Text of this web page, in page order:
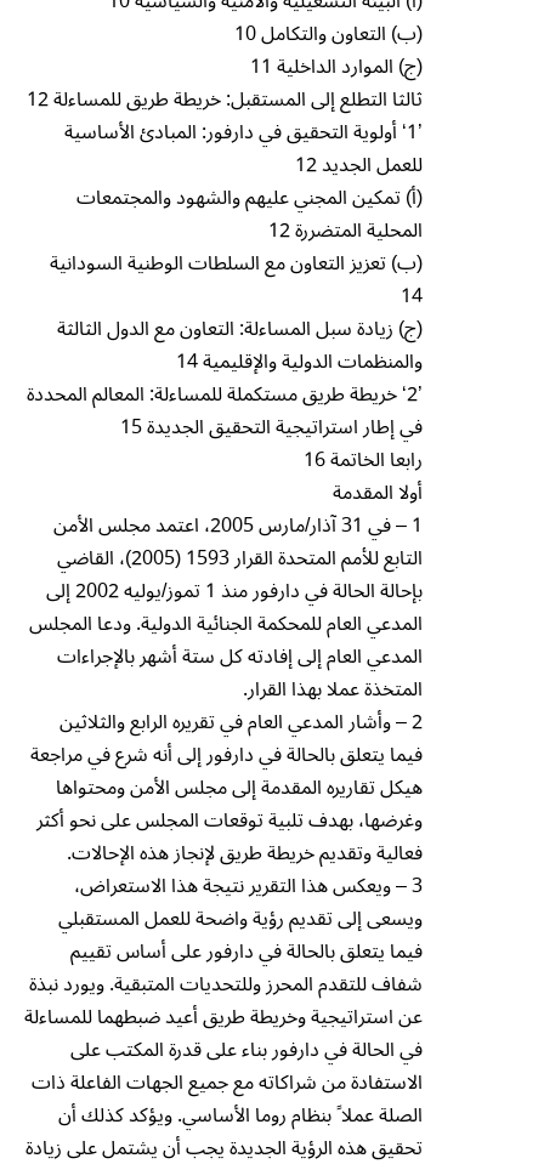
(ب) التعاون والتكامل 10
(ج) الموارد الداخلية 11
ثالثا التطلع إلى المستقبل: خريطة طريق للمساءلة 12
’1‘ أولوية التحقيق في دارفور: المبادئ الأساسية
للعمل الجديد 12
(أ) تمكين المجني عليهم والشهود والمجتمعات
المحلية المتضررة 12
(ب) تعزيز التعاون مع السلطات الوطنية السودانية
14
(ج) زيادة سبل المساءلة: التعاون مع الدول الثالثة
والمنظمات الدولية والإقليمية 14
’2‘ خريطة طريق مستكملة للمساءلة: المعالم المحددة
في إطار استراتيجية التحقيق الجديدة 15
رابعا الخاتمة 16
أولا المقدمة
1 – في 31 آذار/مارس 2005، اعتمد مجلس الأمن
التابع للأمم المتحدة القرار 1593 (2005)، القاضي
بإحالة الحالة في دارفور منذ 1 تموز/يوليه 2002 إلى
المدعي العام للمحكمة الجنائية الدولية. ودعا المجلس
المدعي العام إلى إفادته كل ستة أشهر بالإجراءات
المتخذة عملا بهذا القرار.
2 – وأشار المدعي العام في تقريره الرابع والثلاثين
فيما يتعلق بالحالة في دارفور إلى أنه شرع في مراجعة
هيكل تقاريره المقدمة إلى مجلس الأمن ومحتواها
وغرضها، بهدف تلبية توقعات المجلس على نحو أكثر
فعالية وتقديم خريطة طريق لإنجاز هذه الإحالات.
3 – ويعكس هذا التقرير نتيجة هذا الاستعراض،
ويسعى إلى تقديم رؤية واضحة للعمل المستقبلي
فيما يتعلق بالحالة في دارفور على أساس تقييم
شفاف للتقدم المحرز وللتحديات المتبقية. ويورد نبذة
عن استراتيجية وخريطة طريق أعيد ضبطهما للمساءلة
في الحالة في دارفور بناء على قدرة المكتب على
الاستفادة من شراكاته مع جميع الجهات الفاعلة ذات
الصلة عملا ً بنظام روما الأساسي. ويؤكد كذلك أن
تحقيق هذه الرؤية الجديدة يجب أن يشتمل على زيادة